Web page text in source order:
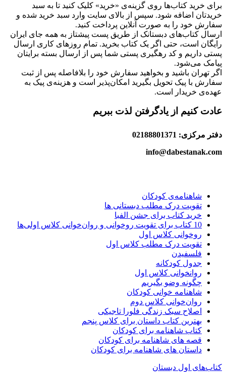
برای خرید کتاب‌ها روی گزینه‌ی «خرید» کلیک کنید تا به سبد
خریدتان اضافه شود. سپس از بالای سایت وارد سبد خرید شده و
سفارش خود را به صورت آنلاین پرداخت کنید.
ارسال کتاب‌های دبستانک از طریق پست پیشتاز به همه جای ایران
رایگان است، حتی اگر یک کتاب بخرید. تمام روزهای کاری ارسال
پستی داریم و کد رهگیری پستی شما پس از ارسال بسته برایتان
پیامک می‌شود.
اگر تهران باشید و بخواهید سفارش خود را بلافاصله پس از ثبت
سفارش با پیک تحویل بگیرید امکان‌پذیر است و هزینه‌ی پیک به
عهده‌ی خریدار است.
عادت کنیم از یادگرفتن لذت ببریم
دفتر مرکزی: 02188801371
info@dabestanak.com
شاهنامه‌ی کودکان
تقویت درک مطلب دبستانی ها
خرید کتاب برای جشن الفبا
10 کتاب برای تقویت روخوانی و روان‌خوانی کلاس اولی‌ها
روخوانی کلاس اول
تقویت درک مطلب کلاس اول
فلسفیدن
جدول کودکانه
روانخوانی کلاس اول
چگونه وضو بگیریم
شاهنامه خوانی کودکان
روان‌خوانی کلاس دوم
اصلاح سبک زندگی فلورا تاجیکی
بهترین کتاب داستان برای کلاس پنجم
کتاب شاهنامه برای کودکان
قصه های شاهنامه برای کودکان
داستان های شاهنامه برای کودکان
کتاب‌های اول دبستان